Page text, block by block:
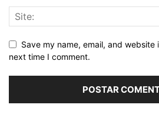
Save my name, email, and
next time I comment.